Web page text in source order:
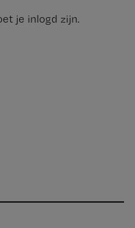
je inlogd zijn.